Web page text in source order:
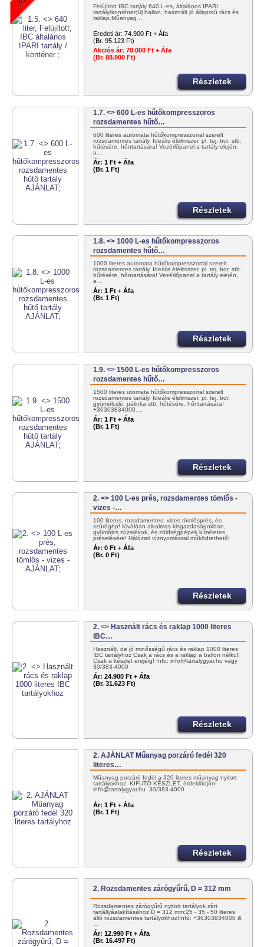
Felújított IBC tartály 640 L-es, általános IPARI
tartály/konténer;Új ballon, használt jó állapotú rács és
raklap.Műanyag…
Eredeti ár: 74.900 Ft + Áfa
(Br. 95.123 Ft)
Akciós ár: 70.000 Ft + Áfa
(Br. 88.900 Ft)
Részletek
1.7. <> 600 L-es hűtőkompresszoros
rozsdamentes hűtő…
600 literes automata hűtőkompresszorral szerelt
rozsdamentes tartály. Ideális élelmiszer, pl. tej, bor, stb.
hűtésére, hőntartására! Vezérlőpanel a tartály elején,
a…
Ár: 1 Ft + Áfa
(Br. 1 Ft)
Részletek
1.8. <> 1000 L-es hűtőkompresszoros
rozsdamentes hűtő…
1000 literes automata hűtőkompresszorral szerelt
rozsdamentes tartály. Ideális élelmiszer, pl. tej, bor, stb.
hűtésére, hőntartására! Vezérlőpanel a tartály elején,
a…
Ár: 1 Ft + Áfa
(Br. 1 Ft)
Részletek
1.9. <> 1500 L-es hűtőkompresszoros
rozsdamentes hűtő…
1500 literes utomata hűtőkompresszorral szerelt
rozsdamentes tartály. Ideális élelmiszer, pl. tej, bor,
gyümölcslé, pálinka stb. hűtésére, hőntartására!
+36303834000…
Ár: 1 Ft + Áfa
(Br. 1 Ft)
Részletek
2. <> 100 L-es prés, rozsdamentes tömlős -
vizes -…
100 literes, rozsdamentes, vizes tömlősprés, és
szűrőgép! Kiválóan alkalmas kisgazdaságokban,
gyümölcs zúzalékok, és zöldségpépek kíméletes
préselésére! Hálózati víznyomással működtethető!
30/383-4000
Ár: 0 Ft + Áfa
(Br. 0 Ft)
Részletek
2. <> Használt rács és raklap 1000 literes
IBC…
Használt, de jó minősségű rács és raklap 1000 literes
IBC tartályhoz Csak a rács és a raklap a ballon nélkül!
Csak a készlet erejéig! Info: info@tartalygyar.hu vagy
30/383-4000
Ár: 24.900 Ft + Áfa
(Br. 31.623 Ft)
Részletek
2. AJÁNLAT Műanyag porzáró fedél 320
literes…
Műanyag porzáró fedél a 320 literes műanyag nyitott
tartályokhoz. KIFUTÓ KÉSZLET, érdeklődjön!
info@tartalygyar.hu 30/383-4000
Ár: 1 Ft + Áfa
(Br. 1 Ft)
Részletek
2. Rozsdamentes zárógyűrű, D = 312 mm
Rozsdamentes zárógyűrű nyitott tartályok zárt
tartállyáalakításához.D = 312 mm;25 - 35 - 50 literes
álló rozsdamentes tartályokhoz!Infó: +36303834000 ill.
…
Ár: 12.990 Ft + Áfa
(Br. 16.497 Ft)